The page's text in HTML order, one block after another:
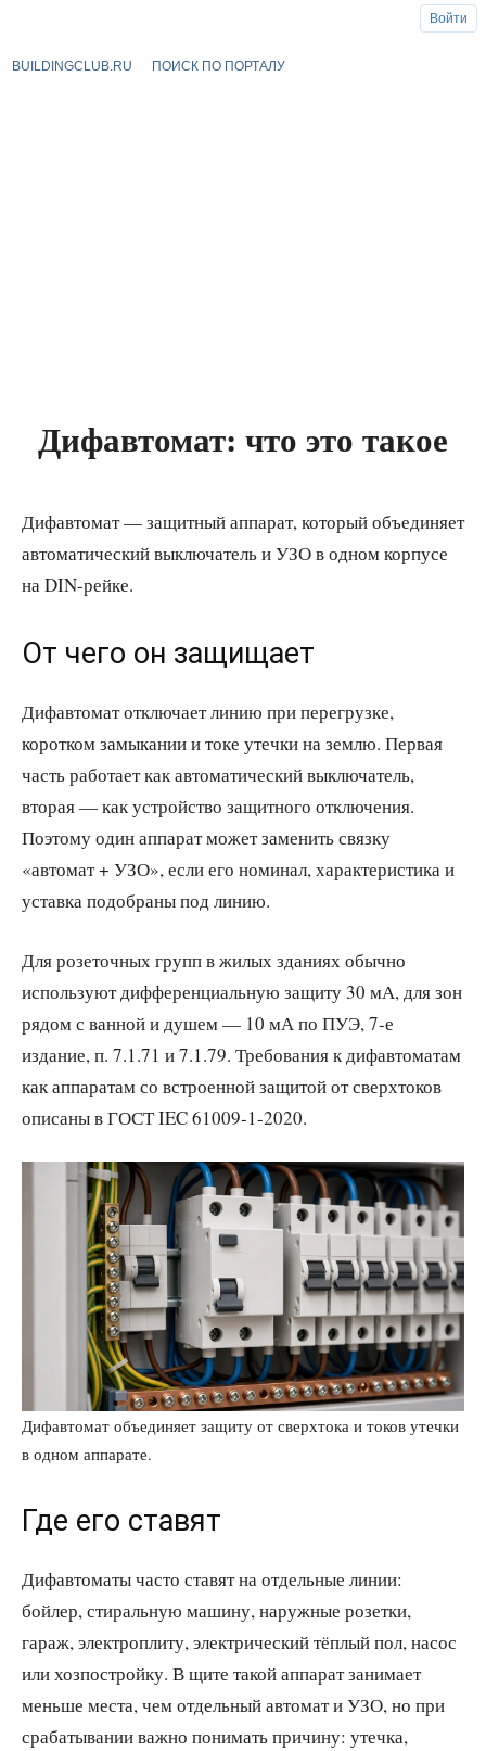
BUILDINGCLUB.RU ПОИСК ПО ПОРТАЛУ
Дифавтомат: что это такое
Дифавтомат — защитный аппарат, который объединяет
автоматический выключатель и УЗО в одном корпусе
на DIN-рейке.
От чего он защищает
Дифавтомат отключает линию при перегрузке,
коротком замыкании и токе утечки на землю. Первая
часть работает как автоматический выключатель,
вторая — как устройство защитного отключения.
Поэтому один аппарат может заменить связку
«автомат + УЗО», если его номинал, характеристика и
уставка подобраны под линию.
Для розеточных групп в жилых зданиях обычно
используют дифференциальную защиту 30 мА, для зон
рядом с ванной и душем — 10 мА по ПУЭ, 7-е
издание, п. 7.1.71 и 7.1.79. Требования к дифавтоматам
как аппаратам со встроенной защитой от сверхтоков
описаны в ГОСТ IEC 61009-1-2020.
Дифавтомат объединяет защиту от сверхтока и токов утечки
в одном аппарате.
Где его ставят
Дифавтоматы часто ставят на отдельные линии:
бойлер, стиральную машину, наружные розетки,
гараж, электроплиту, электрический тёплый пол, насос
или хозпостройку. В щите такой аппарат занимает
меньше места, чем отдельный автомат и УЗО, но при
срабатывании важно понимать причину: утечка,
Войти